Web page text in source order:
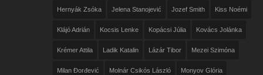
Hernyák Zsóka Jelena Stanojević Jozef Smith Kiss Noémi
Klájó Adrián Kocsis Lenke Kopácsi Júlia Kovács Jolánka
Krémer Attila Ladik Katalin Lázár Tibor Mezei Szimóna
Milan Đorđević Molnár Csikós László Monyov Glória